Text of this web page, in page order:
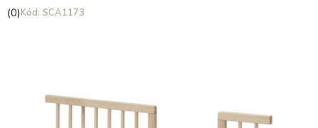
Priemerné
(0) SCA1173